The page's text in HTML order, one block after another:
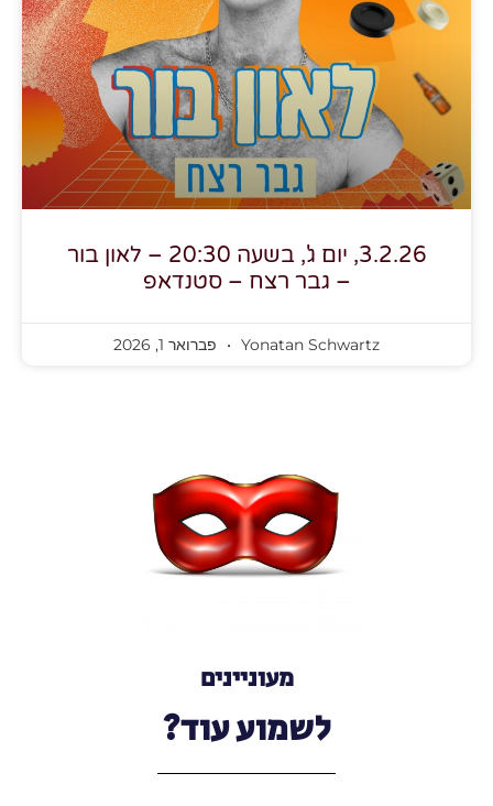
3.2.26, יום ג', בשעה 20:30 – לאון בור
– גבר רצח – סטנדאפ
Yonatan Schwartz פברואר 1, 2026
מעוניינים
לשמוע עוד?